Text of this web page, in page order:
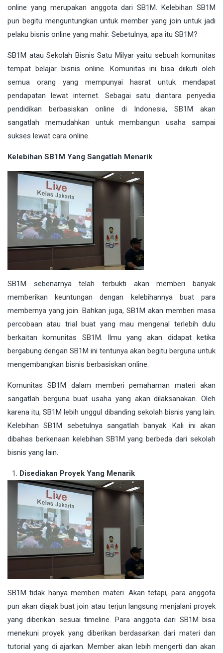
online yang merupakan anggota dari SB1M. Kelebihan SB1M
pun begitu menguntungkan untuk member yang join untuk jadi
pelaku bisnis online yang mahir. Sebetulnya, apa itu SB1M?
SB1M atau Sekolah Bisnis Satu Milyar yaitu sebuah komunitas
tempat belajar bisnis online. Komunitas ini bisa diikuti oleh
semua orang yang mempunyai hasrat untuk mendapat
pendapatan lewat internet. Sebagai satu diantara penyedia
pendidikan berbasiskan online di Indonesia, SB1M akan
sangatlah memudahkan untuk membangun usaha sampai
sukses lewat cara online.
Kelebihan SB1M Yang Sangatlah Menarik
SB1M sebenarnya telah terbukti akan memberi banyak
memberikan keuntungan dengan kelebihannya buat para
membernya yang join. Bahkan juga, SB1M akan memberi masa
percobaan atau trial buat yang mau mengenal terlebih dulu
berkaitan komunitas SB1M. Ilmu yang akan didapat ketika
bergabung dengan SB1M ini tentunya akan begitu berguna untuk
mengembangkan bisnis berbasiskan online.
Komunitas SB1M dalam memberi pemahaman materi akan
sangatlah berguna buat usaha yang akan dilaksanakan. Oleh
karena itu, SB1M lebih unggul dibanding sekolah bisnis yang lain.
Kelebihan SB1M sebetulnya sangatlah banyak. Kali ini akan
dibahas berkenaan kelebihan SB1M yang berbeda dari sekolah
bisnis yang lain.
Disediakan Proyek Yang Menarik
SB1M tidak hanya memberi materi. Akan tetapi, para anggota
pun akan diajak buat join atau terjun langsung menjalani proyek
yang diberikan sesuai timeline. Para anggota dari SB1M bisa
menekuni proyek yang diberikan berdasarkan dari materi dan
tutorial yang di ajarkan. Member akan lebih mengerti dan akan